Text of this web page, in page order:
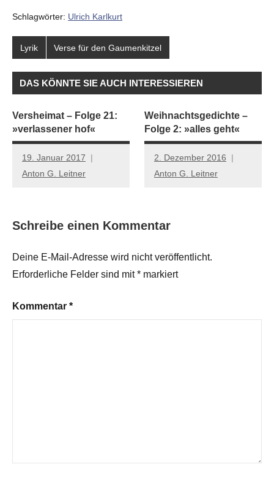
Schlagwörter: Ulrich Karlkurt
Lyrik Verse für den Gaumenkitzel
DAS KÖNNTE SIE AUCH INTERESSIEREN
Versheimat – Folge 21:
»verlassener hof«
19. Januar 2017
Anton G. Leitner
Weihnachtsgedichte –
Folge 2: »alles geht«
2. Dezember 2016
Anton G. Leitner
Schreibe einen Kommentar
Deine E-Mail-Adresse wird nicht veröffentlicht.
Erforderliche Felder sind mit* markiert
Kommentar *